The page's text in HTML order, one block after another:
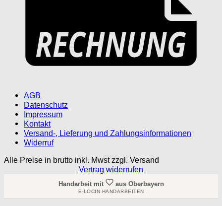
AGB
Datenschutz
Impressum
Kontakt
Versand-, Lieferung und Zahlungsinformationen
Widerruf
Alle Preise in brutto inkl. Mwst zzgl. Versand
Vertrag widerrufen
Handarbeit mit aus Oberbayern
E-LOCIN HANDARBEITEN